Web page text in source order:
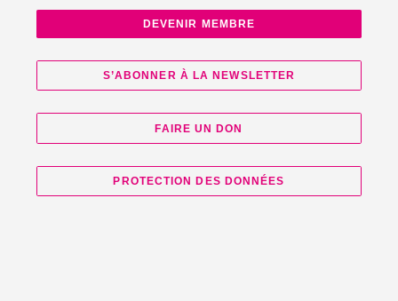
DEVENIR MEMBRE
S’ABONNER À LA NEWSLETTER
FAIRE UN DON
PROTECTION DES DONNÉES